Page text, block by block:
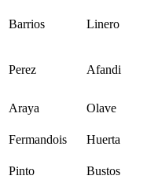
Barrios Linero
Perez Afandi
Araya Olave
Fermandois Huerta
Pinto Bustos